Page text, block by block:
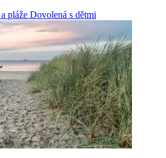
pláže Dovolená s dětmi